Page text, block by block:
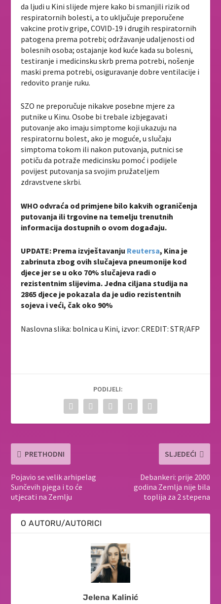
da ljudi u Kini slijede mjere kako bi smanjili rizik od
respiratornih bolesti, a to uključuje preporučene
vakcine protiv gripe, COVID-19 i drugih respiratornih
patogena prema potrebi; održavanje udaljenosti od
bolesnih osoba; ostajanje kod kuće kada su bolesni,
testiranje i medicinsku skrb prema potrebi, nošenje
maski prema potrebi, osiguravanje dobre ventilacije i
redovito pranje ruku.
SZO ne preporučuje nikakve posebne mjere za
putnike u Kinu. Osobe bi trebale izbjegavati
putovanje ako imaju simptome koji ukazuju na
respiratornu bolest, ako je moguće, u slučaju
simptoma tokom ili nakon putovanja, putnici se
potiču da potraže medicinsku pomoć i podijele
povijest putovanja sa svojim pružateljem
zdravstvene skrbi.
WHO odvraća od primjene bilo kakvih ograničenja
putovanja ili trgovine na temelju trenutnih
informacija dostupnih o ovom događaju.
UPDATE: Prema izvještavanju Reutersa, Kina je
zabrinuta zbog ovih slučajeva pneumonije kod
djece jer se u oko 70% slučajeva radi o
rezistentnim slijevima. Jedna ciljana studija na
2865 djece je pokazala da je udio rezistentnih
sojeva i veći, čak oko 90%
Naslovna slika: bolnica u Kini, izvor:CREDIT: STR/AFP
PODIJELI:
PRETHODNI
Pojavio se velik arhipelag
Sunčevih pjega i to će
utjecati na Zemlju
SLJEDEĆI
Debankeri: prije 2000
godina Zemlja nije bila
toplija za 2 stepena
O AUTORU/AUTORICI
Jelena Kalinić